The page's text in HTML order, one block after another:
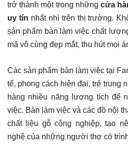
trở thành một trong những cửa
uy tín nhất nhì trên thị trường.
sản phẩm bàn làm việc chất
mã vô cùng đẹp mắt, thu hút mọi
Các sản phẩm bàn làm việc tại
tế, phong cách hiện đại, trẻ trung
hàng nhiều năng lượng tích để
việc. Bàn làm việc và các đồ nội
chất liệu gỗ công nghiệp, tạo
nghệ của những người thợ có